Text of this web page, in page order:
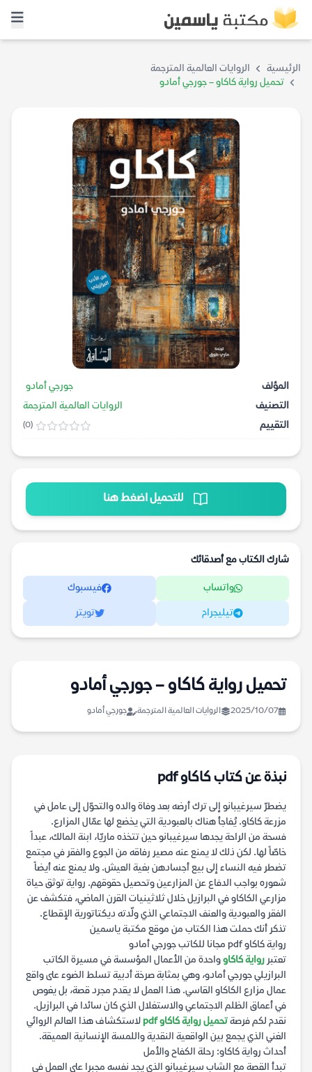
الرئيسية
الروايات العالمية المترجمة
تحميل رواية كاكاو – جورجي أمادو
المؤلف
جورجي أمادو
التصنيف
الروايات العالمية المترجمة
التقييم
(0)
للتحميل اضغط هنا
شارك الكتاب مع أصدقائك
واتساب فيسبوك
تيليجرام تويتر
تحميل رواية كاكاو – جورجي أمادو
2025/10/07 الروايات العالمية المترجمة جورجي أمادو
نبذة عن كتاب كاكاو pdf
يضطرّ سيرغيبانو إلى ترك أرضه بعد وفاة والده والتحوّل إلى عامل في
مزرعة كاكاو. يُفاجأ هناك بالعبودية التي يخضع لها عمّال المزارع.
فسحة من الراحة يجدها سيرغيبانو حين تتخذه ماريّا، ابنة المالك، عبداً
خاصّاً لها. لكن ذلك لا يمنع عنه مصير رفاقه من الجوع والفقر في مجتمع
تضطر فيه النساء إلى بيع أجسادهن بغية العيش. ولا يمنع عنه أيضاً
شعوره بواجب الدفاع عن المزارعين وتحصيل حقوقهم. رواية توثق حياة
مزارعي الكاكاو في البرازيل خلال ثلاثينيات القرن الماضي، فتكشف عن
الفقر والعبودية والعنف الاجتماعي الذي ولّدته ديكتاتورية الإقطاع.
تذكر أنك حملت هذا الكتاب من موقع مكتبة ياسمين
رواية كاكاو pdf مجانا للكاتب جورجي أمادو
تعتبر رواية كاكاوواحدة من الأعمال المؤسسة في مسيرة الكاتب
البرازيلي جورجي أمادو، وهي بمثابة صرخة أدبية تسلط الضوء على واقع
عمال مزارع الكاكاو القاسي. هذا العمل لا يقدم مجرد قصة، بل يغوص
في أعماق الظلم الاجتماعي والاستغلال الذي كان سائدا في البرازيل.
نقدم لكم فرصةتحميل رواية كاكاو pdf
لاستكشاف هذا العالم الروائي
الغني الذي يجمع بين الواقعية النقدية واللمسة الإنسانية العميقة.
أحداث رواية كاكاو: رحلة الكفاح والأمل
تبدأ القصة مع الشاب سيرغيبانو الذي يجد نفسه مجبرا على العمل في